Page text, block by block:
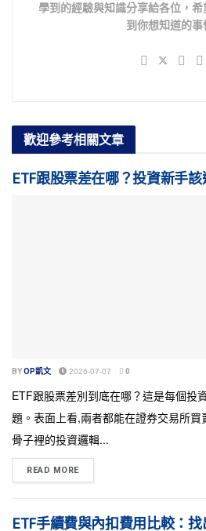
學到的經驗與知識分享給各位，
到你想知道的事
歡迎參考相關文章
ETF跟股票差在哪？投資新手
BYOP凱文 2026-07-07 0
ETF跟股票差別到底在哪？這是每個投
題。表面上看,兩者都能在證券交易所
骨子裡的投資邏輯...
READ MORE
ETF手續費與內扣費用比較：